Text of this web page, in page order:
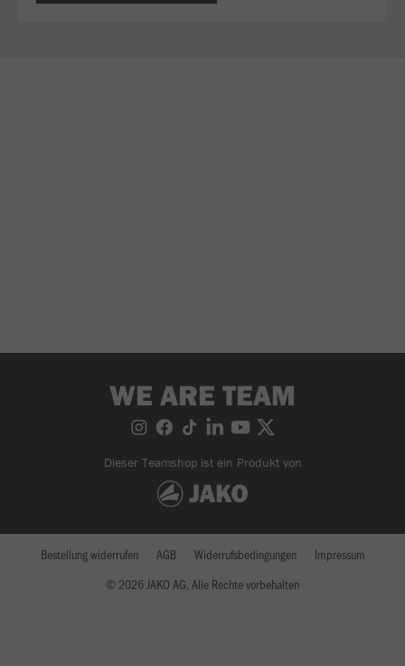
WE ARE TEAM
Dieser Teamshop ist ein Produkt von
© 2026 JAKO AG, Alle Rechte vorbehalten
Bestellung widerrufen AGB Widerrufsbedingungen Impressum